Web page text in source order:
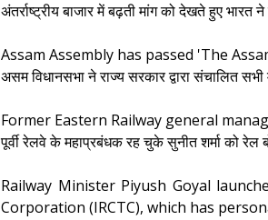
अंतर्राष्ट्रीय बाजार में बढ़ती मांग को देखते हुए भारत
Assam Assembly has passed 'The
असम विधानसभा ने राज्‍य सरकार द्वारा संचालित
Former Eastern Railway general
पूर्वी रेलवे के महाप्रबंधक रह चुके सुनीत शर्मा को रेल
Railway Minister Piyush Goyal
Corporation (IRCTC), which has